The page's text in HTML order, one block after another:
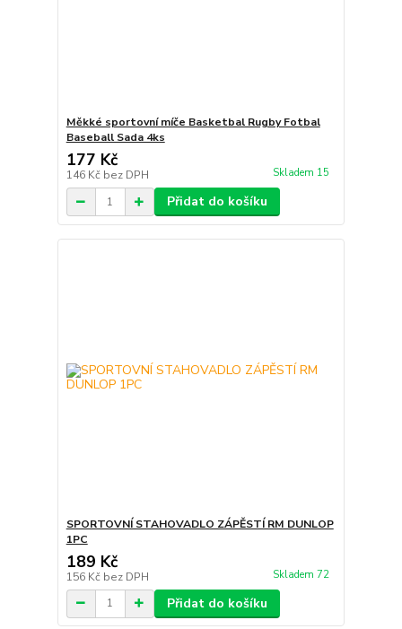
Měkké sportovní míče Basketbal Rugby Fotbal
Baseball Sada 4ks
177 Kč
146 Kč bez DPH Skladem 15
Přidat do košíku
SPORTOVNÍ STAHOVADLO ZÁPĚSTÍ RM DUNLOP
1PC
189 Kč
156 Kč bez DPH Skladem 72
Přidat do košíku